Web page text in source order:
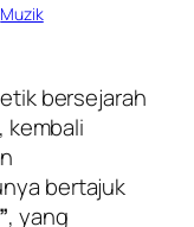
Muzik
bersejarah
kembali
bertajuk
, yang